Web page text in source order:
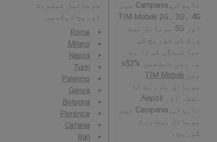
ناپولی, Campania میں
TIM Mobile 2G، 3G، 4G
اور 5G موبائل نیٹ
ورک کی کوریج کی
نمائندگی کرتا ہے۔
یہ بھی دیکھیں: %2$s
میں TIM Mobile
موبائل بٹ ریٹ کا
نقشہ اور Napoli,
ناپولی, Campania میں
موبائل نیٹ ورک
کوریج۔
موبائیل نیٹورک
کوریج دیکھیں۔ :
Rome
Milano
Napoli
Turin
Palermo
Genoa
Bologna
Florence
Catania
Bari